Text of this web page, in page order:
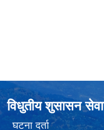
विधुतीय शुसासन सेवा
घटना दर्ता